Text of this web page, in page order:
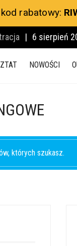
rabatowy:
| 6 sierpień
NOWOŚCI
których szukasz.